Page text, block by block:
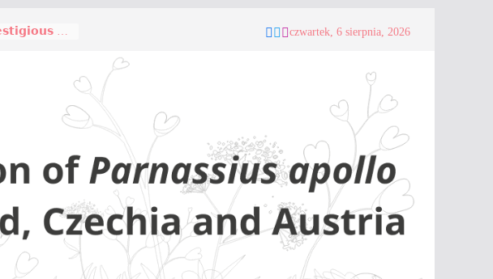
Film o motylu Apollo 𝗵𝗮𝘀 𝘄𝗼𝗻 𝗮 𝗽𝗿𝗲𝘀𝘁𝗶𝗴𝗶𝗼𝘂𝘀 𝗮𝘄𝗮𝗿𝗱 na 20. Festiwalu Filmowym! czwartek, 6 sierpnia, 2026